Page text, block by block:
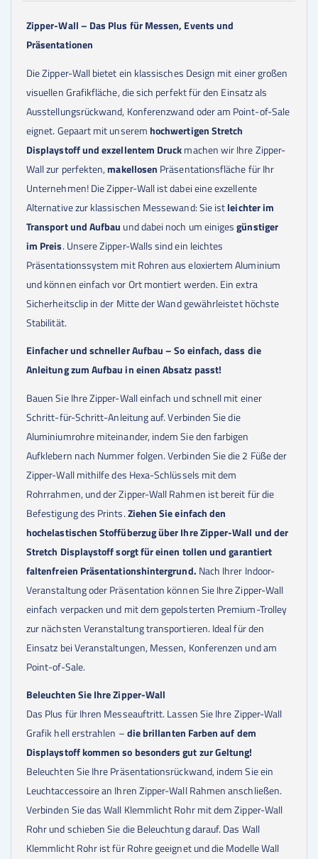
Zipper-Wall – Das Plus für Messen, Events und
Präsentationen
Die Zipper-Wall bietet ein klassisches Design mit einer großen
visuellen Grafikfläche, die sich perfekt für den Einsatz als
Ausstellungsrückwand, Konferenzwand oder am Point-of-Sale
eignet. Gepaart mit unseremhochwertigen Stretch
Displaystoff und exzellentem Druckmachen wir Ihre Zipper-
Wall zur perfekten,makellosen Präsentationsfläche für Ihr
Unternehmen! Die Zipper-Wall ist dabei eine exzellente
Alternative zur klassischen Messewand: Sie istleichter im
Transport und Aufbau und dabei noch um einigesgünstiger
im Preis. Unsere Zipper-Walls sind ein leichtes
Präsentationssystem mit Rohren aus eloxiertem Aluminium
und können einfach vor Ort montiert werden. Ein extra
Sicherheitsclip in der Mitte der Wand gewährleistet höchste
Stabilität.
Einfacher und schneller Aufbau – So einfach, dass die
Anleitung zum Aufbau in einen Absatz passt!
Bauen Sie Ihre Zipper-Wall einfach und schnell mit einer
Schritt-für-Schritt-Anleitung auf. Verbinden Sie die
Aluminiumrohre miteinander, indem Sie den farbigen
Aufklebern nach Nummer folgen. Verbinden Sie die 2 Füße der
Zipper-Wall mithilfe des Hexa-Schlüssels mit dem
Rohrrahmen, und der Zipper-Wall Rahmen ist bereit für die
Befestigung des Prints.Ziehen Sie einfach den
hochelastischen Stoffüberzug über Ihre Zipper-Wall und der
Stretch Displaystoff sorgt für einen tollen und garantiert
faltenfreien Präsentationshintergrund. Nach Ihrer Indoor-
Veranstaltung oder Präsentation können Sie Ihre Zipper-Wall
einfach verpacken und mit dem gepolsterten Premium-Trolley
zur nächsten Veranstaltung transportieren. Ideal für den
Einsatz bei Veranstaltungen, Messen, Konferenzen und am
Point-of-Sale.
Beleuchten Sie Ihre Zipper-Wall
Das Plus für Ihren Messeauftritt. Lassen Sie Ihre Zipper-Wall
Grafik hell erstrahlen –die brillanten Farben auf dem
Displaystoff kommen so besonders gut zur Geltung!
Beleuchten Sie Ihre Präsentationsrückwand, indem Sie ein
Leuchtaccessoire an Ihren Zipper-Wall Rahmen anschließen.
Verbinden Sie das Wall Klemmlicht Rohr mit dem Zipper-Wall
Rohr und schieben Sie die Beleuchtung darauf. Das Wall
Klemmlicht Rohr ist für Rohre geeignet und die Modelle Wall